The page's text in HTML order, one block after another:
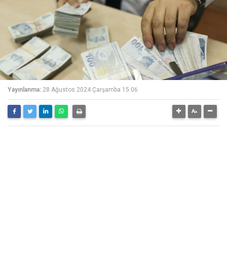
Yayınlanma: 28 Ağustos 2024 Çarşamba 15:06